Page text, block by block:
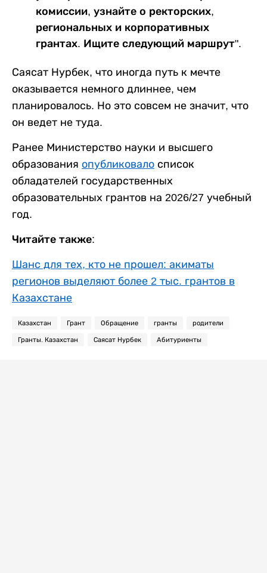
комиссии, узнайте о ректорских,
региональных и корпоративных
грантах. Ищите следующий маршрут".
Саясат Нурбек, что иногда путь к мечте
оказывается немного длиннее, чем
планировалось. Но это совсем не значит, что
он ведет не туда.
Ранее Министерство науки и высшего
образования опубликовало список
обладателей государственных
образовательных грантов на 2026/27 учебный
год.
Читайте также:
Шанс для тех, кто не прошел: акиматы
регионов выделяют более 2 тыс. грантов в
Казахстане
Казахстан Грант Обращение гранты родители
Гранты. Казахстан Саясат Нурбек Абитуриенты